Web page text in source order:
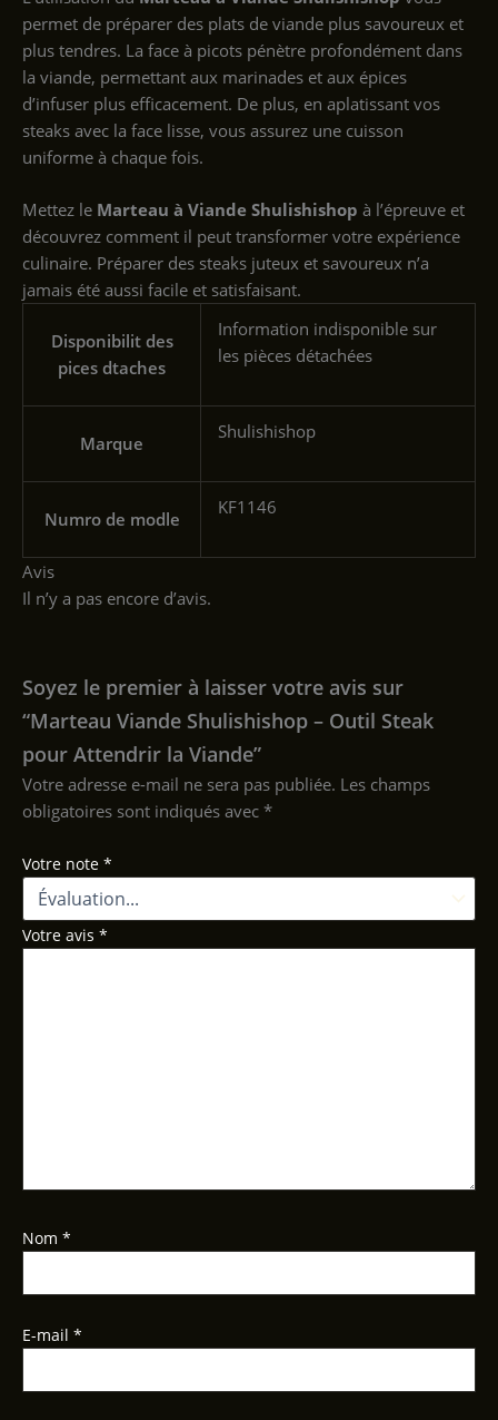
permet de préparer des plats de viande plus savoureux et
plus tendres. La face à picots pénètre profondément dans
la viande, permettant aux marinades et aux épices
d’infuser plus efficacement. De plus, en aplatissant vos
steaks avec la face lisse, vous assurez une cuisson
uniforme à chaque fois.
Mettez le Marteau à Viande Shulishishop à l’épreuve et
découvrez comment il peut transformer votre expérience
culinaire. Préparer des steaks juteux et savoureux n’a
jamais été aussi facile et satisfaisant.
Disponibilit des
pices dtaches
‎Information indisponible sur
les pièces détachées
Marque
‎Shulishishop
Numro de modle
‎KF1146
Avis
Il n’y a pas encore d’avis.
Soyez le premier à laisser votre avis sur
“Marteau Viande Shulishishop – Outil Steak
pour Attendrir la Viande”
Votre adresse e-mail ne sera pas publiée. Les champs
obligatoires sont indiqués avec *
Votre note *
Votre avis *
Nom *
E-mail *